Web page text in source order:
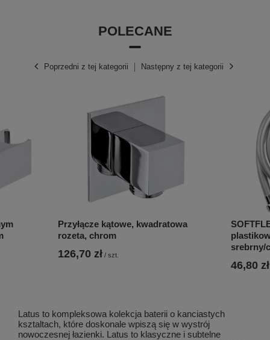
POLECANE
Poprzedni z tej kategorii
Przyłącze kątowe, kwadratowa
rozeta, chrom
126,70 zł / szt.
srebrny/
46,80 zł
Następny z tej kategorii
Latus to kompleksowa kolekcja baterii o kanciastych
ksztaltach, które doskonale wpiszą się w wystrój
nowoczesnej łazienki. Latus to klasyczne i subtelne